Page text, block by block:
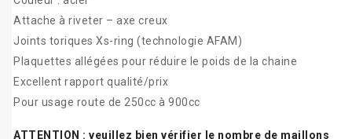
Attache à riveter – axe creux
Joints toriques Xs-ring (technologie AFAM)
Plaquettes allégées pour réduire le poids de la chaine
Excellent rapport qualité/prix
Pour usage route de 250cc à 900cc
ATTENTION : veuillez bien vérifier le nombre de maillons